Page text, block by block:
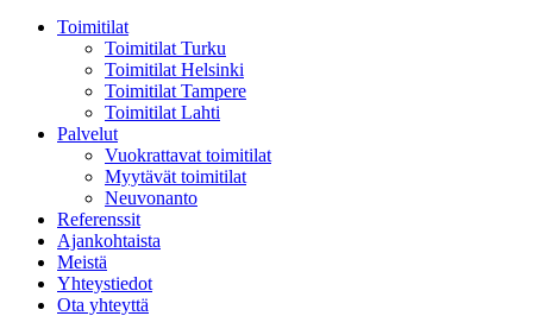
Toimitilat
Toimitilat Turku
Toimitilat Helsinki
Toimitilat Tampere
Toimitilat Lahti
Palvelut
Vuokrattavat toimitilat
Myytävät toimitilat
Neuvonanto
Referenssit
Ajankohtaista
Meistä
Yhteystiedot
Ota yhteyttä